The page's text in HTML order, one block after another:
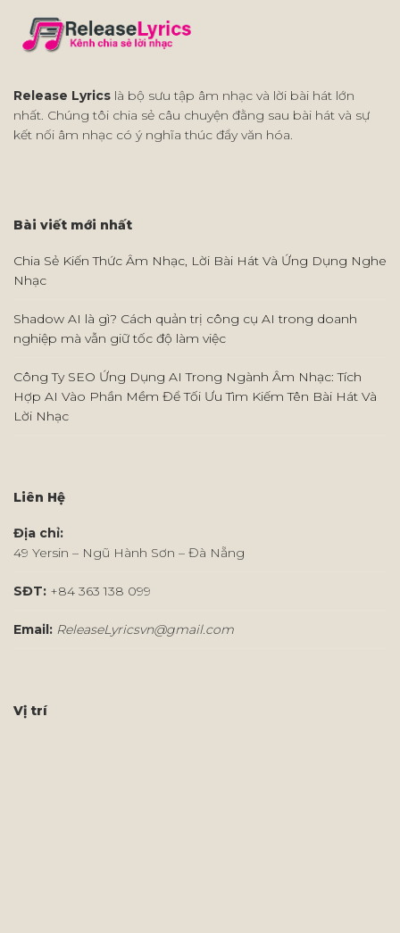
Release Lyrics là bộ sưu tập âm nhạc và lời bài hát lớn
nhất. Chúng tôi chia sẻ câu chuyện đằng sau bài hát và sự
kết nối âm nhạc có ý nghĩa thúc đẩy văn hóa.
Bài viết mới nhất
Chia Sẻ Kiến Thức Âm Nhạc, Lời Bài Hát Và Ứng Dụng Nghe
Nhạc
Shadow AI là gì? Cách quản trị công cụ AI trong doanh
nghiệp mà vẫn giữ tốc độ làm việc
Công Ty SEO Ứng Dụng AI Trong Ngành Âm Nhạc: Tích
Hợp AI Vào Phần Mềm Để Tối Ưu Tìm Kiếm Tên Bài Hát Và
Lời Nhạc
Liên Hệ
Địa chỉ:
49 Yersin – Ngũ Hành Sơn – Đà Nẵng
SĐT: +84 363 138 099
Email: ReleaseLyricsvn@gmail.com
Vị trí